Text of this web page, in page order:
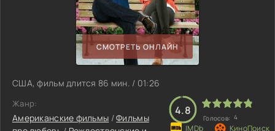
СМОТРЕТЬ ОНЛАЙН
США, фильм длится 86 мин. / 01:26
Жанр:
Американские фильмы /Фильмы
4.8
Голосов: 4